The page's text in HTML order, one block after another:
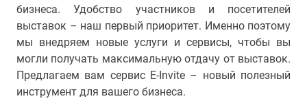
бизнеса. Удобство участников и посетителей
выставок – наш первый приоритет. Именно поэтому
мы внедряем новые услуги и сервисы, чтобы вы
могли получать максимальную отдачу от выставок.
Предлагаем вам сервис E-Invite – новый полезный
инструмент для вашего бизнеса.